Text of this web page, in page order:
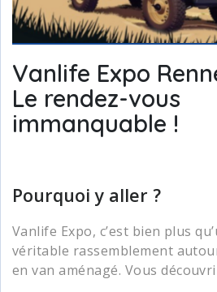
Vanlife Expo
Le rendez-vous
immanquable !
Pourquoi y aller ?
Vanlife Expo, c’est bien plus
véritable rassemblement
en van aménagé. Vous